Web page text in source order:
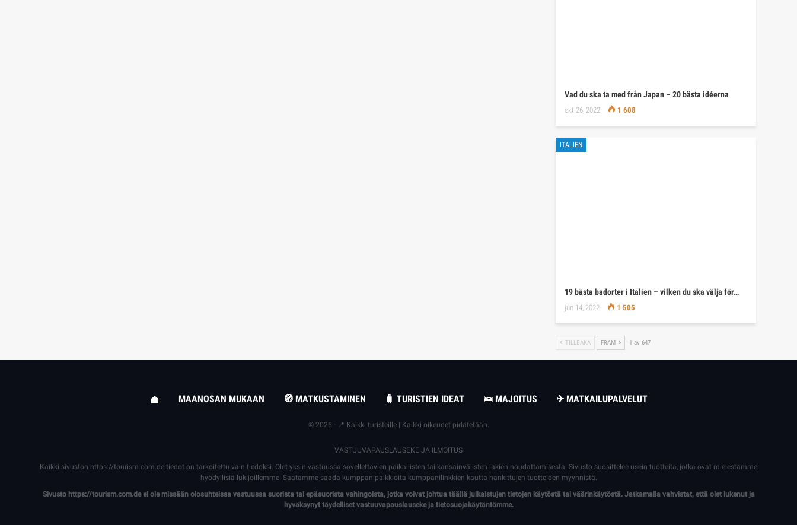
Vad du ska ta med från Japan – 20 bästa idéerna
okt 26, 2022 1 608
ITALIEN
19 bästa badorter i Italien – vilken du ska välja för…
jun 14, 2022 1 505
TILLBAKA FRAM 1 av 647
MAANOSAN MUKAAN 🧭 MATKUSTAMINEN 🧳 TURISTIEN IDEAT 🛌 MAJOITUS ✈ MATKAILUPALVELUT
© 2026 - 📍 Kaikki turisteille | Kaikki oikeudet pidätetään.
VASTUUVAPAUSLAUSEKE JA ILMOITUS
Kaikki sivuston https://tourism.com.de tiedot on tarkoitettu vain tiedoksi. Olet yksin vastuussa sovellettavien paikallisten tai kansainvälisten lakien noudattamisesta. Sivusto suosittelee usein tuotteita, jotka ovat mielestämme
hyödyllisiä lukijoillemme. Saatamme saada kumppanipalkkioita kumppanilinkkien kautta hankittujen tuotteiden myynnistä.
Sivusto https://tourism.com.deei ole missään olosuhteissa vastuussa suorista tai epäsuorista vahingoista, jotka voivat johtua täällä julkaistujen tietojen käytöstä tai väärinkäytöstä. Jatkamalla vahvistat, että olet lukenut ja
hyväksynyt täydelliset vastuuvapauslausekeja tietosuojakäytäntömme.